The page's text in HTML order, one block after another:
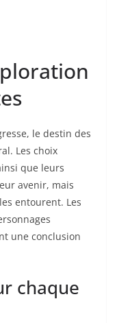
le destin des
Les choix
que leurs
avenir, mais
entourent. Les
une conclusion
chaque